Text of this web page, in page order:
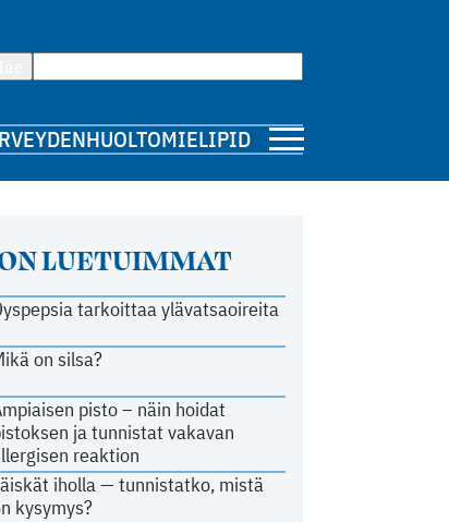
MIELIPIDE
LUETUIMMAT
tarkoittaa ylävatsaoireita
on silsa?
pisto – näin hoidat
ja tunnistat vakavan
reaktion
iholla — tunnistatko, mistä
kysymys?